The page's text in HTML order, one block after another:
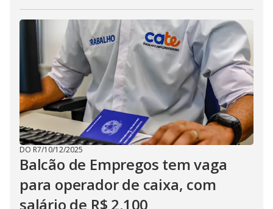
DO R7/10/12/2025
Balcão de Empregos tem vaga
para operador de caixa, com
salário de R$ 2.100